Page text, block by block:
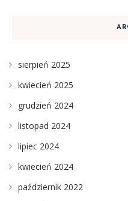
sierpień 2025
kwiecień 2025
grudzień 2024
listopad 2024
lipiec 2024
kwiecień 2024
październik 2022